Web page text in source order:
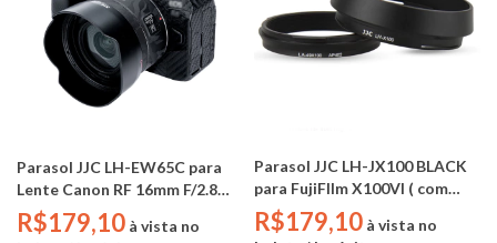
Parasol JJC LH-EW65C para
Lente Canon RF 16mm F/2.8
STM (Substitui Canon EW-
65C)
R$179,10 à vista no
Parasol JJC LH-JX100 BLACK
para FujiFIlm X100VI ( com
adaptador filtro 49mm)
R$179,10 à vista no